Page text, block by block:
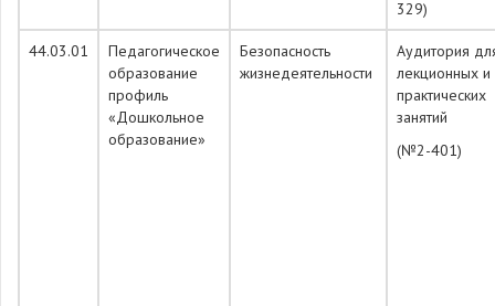
329)
44.03.01
Педагогическое
образование
профиль
«Дошкольное
образование»
Безопасность
жизнедеятельности
Аудитория
лекционных и
практических
занятий
(№2-401)